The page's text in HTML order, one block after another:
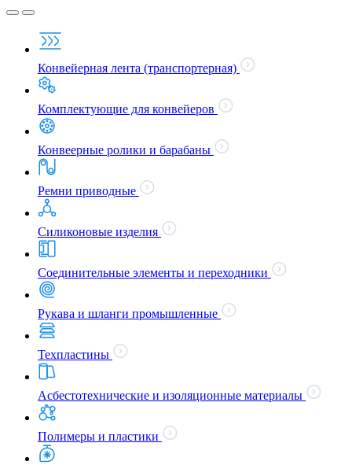
Конвейерная лента (транспортерная)
Комплектующие для конвейеров
Конвеерные ролики и барабаны
Ремни приводные
Силиконовые изделия
Соединительные элементы и переходники
Рукава и шланги промышленные
Техпластины
Асбестотехнические и изоляционные материалы
Полимеры и пластики